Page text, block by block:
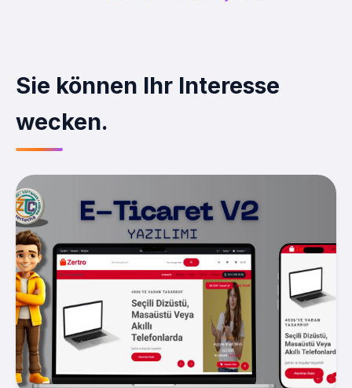
Sie können Ihr Interesse
wecken.